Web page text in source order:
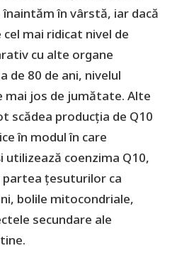
în vârstă, iar dacă
mai ridicat nivel de
cu alte organe
de 80 de ani, nivelul
mai jos de jumătate. Alte
scădea producția de Q10
în modul în care
utilizează coenzima Q10,
partea țesuturilor ca
bolile mitocondriale,
secundare ale